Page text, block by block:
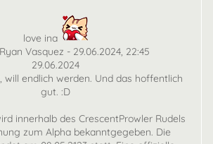
love ina
Vasquez - 29.06.2024, 22:45
29.06.2024
will endlich werden. Und das hoffentlich
gut. :D
innerhalb des CrescentProwler Rudels
zum Alpha bekanntgegeben. Die